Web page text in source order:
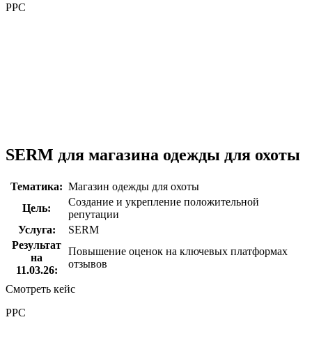
PPC
SERM для магазина одежды для охоты
Тематика: Магазин одежды для охоты
Цель:
Создание и укрепление положительной
репутации
Услуга:
SERM
Результат
на
11.03.26:
Повышение оценок на ключевых платформах
отзывов
Смотреть кейс
PPC